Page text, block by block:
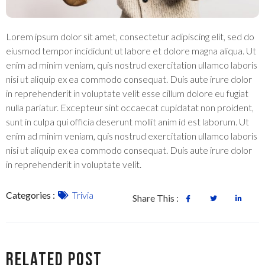
Lorem ipsum dolor sit amet, consectetur adipiscing elit, sed do
eiusmod tempor incididunt ut labore et dolore magna aliqua. Ut
enim ad minim veniam, quis nostrud exercitation ullamco laboris
nisi ut aliquip ex ea commodo consequat. Duis aute irure dolor
in reprehenderit in voluptate velit esse cillum dolore eu fugiat
nulla pariatur. Excepteur sint occaecat cupidatat non proident,
sunt in culpa qui officia deserunt mollit anim id est laborum. Ut
enim ad minim veniam, quis nostrud exercitation ullamco laboris
nisi ut aliquip ex ea commodo consequat. Duis aute irure dolor
in reprehenderit in voluptate velit.
Categories : Trivia Share This :
Related Post